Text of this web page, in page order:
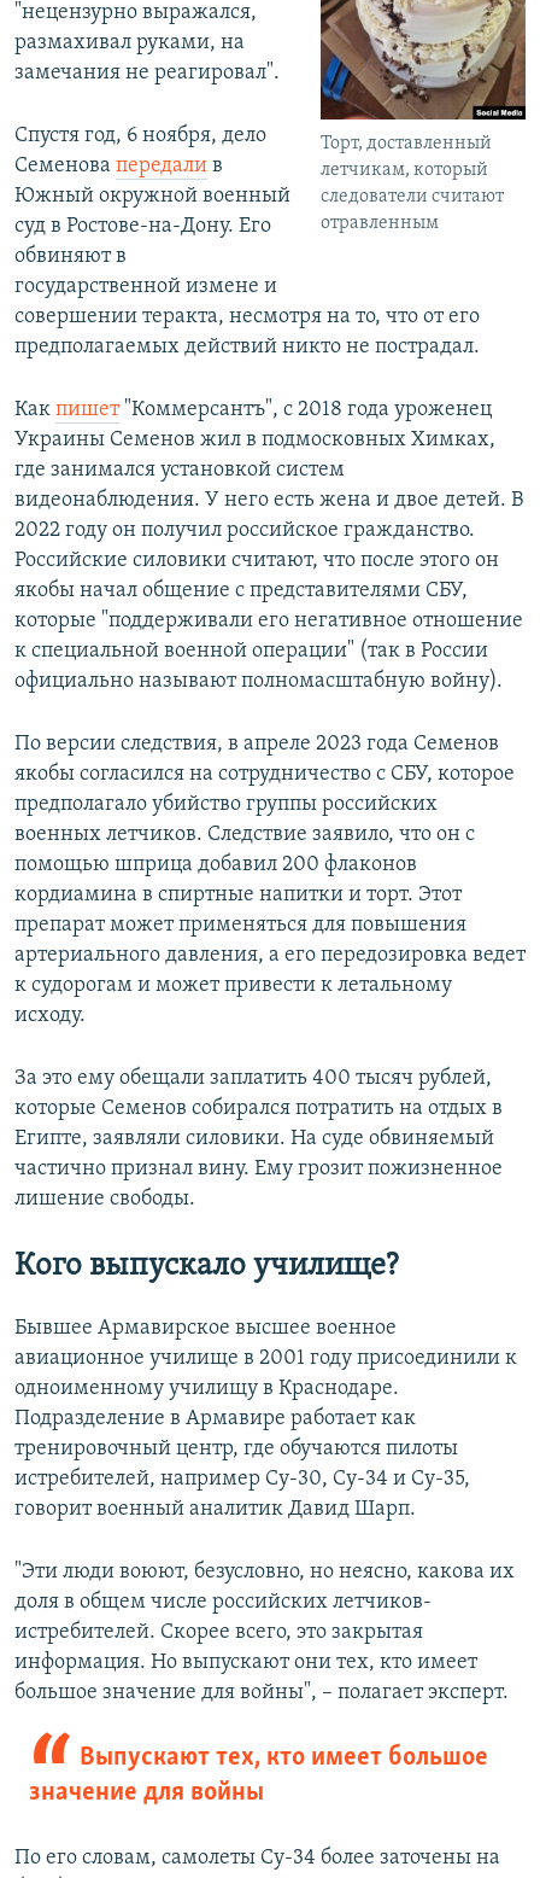
Торт, доставленный
летчикам, который
следователи считают
отравленным
"нецензурно выражался,
размахивал руками, на
замечания не реагировал".
Спустя год, 6 ноября, дело
Семенова передали в
Южный окружной военный
суд в Ростове-на-Дону. Его
обвиняют в
государственной измене и
совершении теракта, несмотря на то, что от его
предполагаемых действий никто не пострадал.
Как пишет"Коммерсантъ", с 2018 года уроженец
Украины Семенов жил в подмосковных Химках,
где занимался установкой систем
видеонаблюдения. У него есть жена и двое детей. В
2022 году он получил российское гражданство.
Российские силовики считают, что после этого он
якобы начал общение с представителями СБУ,
которые "поддерживали его негативное отношение
к специальной военной операции" (так в России
официально называют полномасштабную войну).
По версии следствия, в апреле 2023 года Семенов
якобы согласился на сотрудничество с СБУ, которое
предполагало убийство группы российских
военных летчиков. Следствие заявило, что он с
помощью шприца добавил 200 флаконов
кордиамина в спиртные напитки и торт. Этот
препарат может применяться для повышения
артериального давления, а его передозировка ведет
к судорогам и может привести к летальному
исходу.
За это ему обещали заплатить 400 тысяч рублей,
которые Семенов собирался потратить на отдых в
Египте, заявляли силовики. На суде обвиняемый
частично признал вину. Ему грозит пожизненное
лишение свободы.
Кого выпускало училище?
Бывшее Армавирское высшее военное
авиационное училище в 2001 году присоединили к
одноименному училищу в Краснодаре.
Подразделение в Армавире работает как
тренировочный центр, где обучаются пилоты
истребителей, например Су-30, Су-34 и Су-35,
говорит военный аналитик Давид Шарп.
"Эти люди воюют, безусловно, но неясно, какова их
доля в общем числе российских летчиков-
истребителей. Скорее всего, это закрытая
информация. Но выпускают они тех, кто имеет
большое значение для войны", – полагает эксперт.
Выпускают тех, кто имеет большое
значение для войны
По его словам, самолеты Су-34 более заточены на